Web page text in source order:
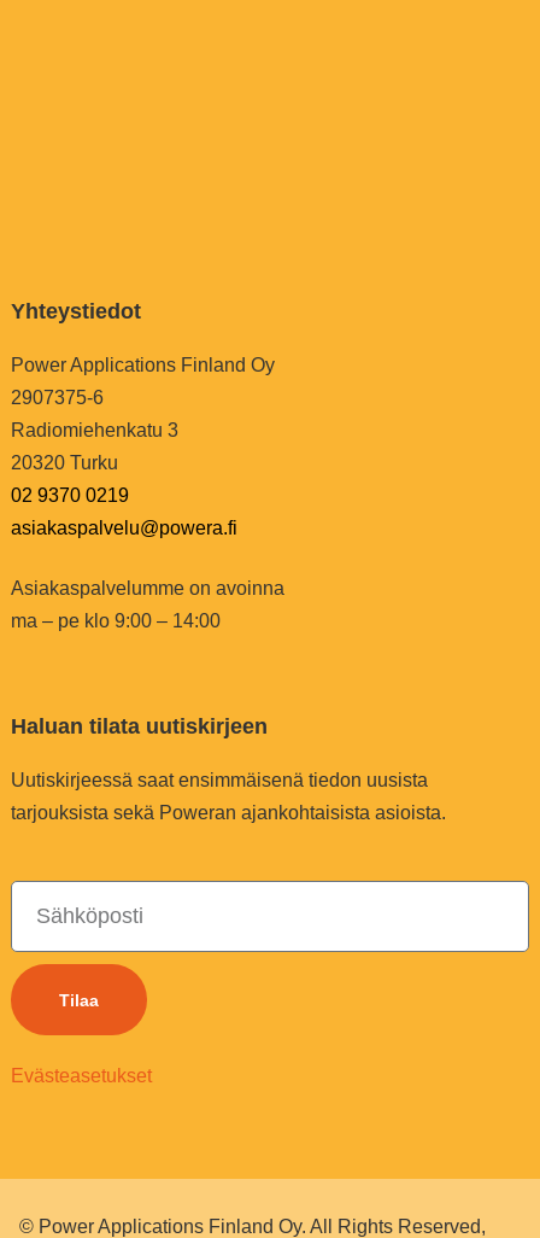
Yhteystiedot
Power Applications Finland Oy
2907375-6
Radiomiehenkatu 3
20320 Turku
02 9370 0219
asiakaspalvelu@powera.fi
Asiakaspalvelumme on avoinna
ma – pe klo 9:00 – 14:00
Haluan tilata uutiskirjeen
Uutiskirjeessä saat ensimmäisenä tiedon uusista
tarjouksista sekä Poweran ajankohtaisista asioista.
Tilaa
Evästeasetukset
© Power Applications Finland Oy. All Rights Reserved,